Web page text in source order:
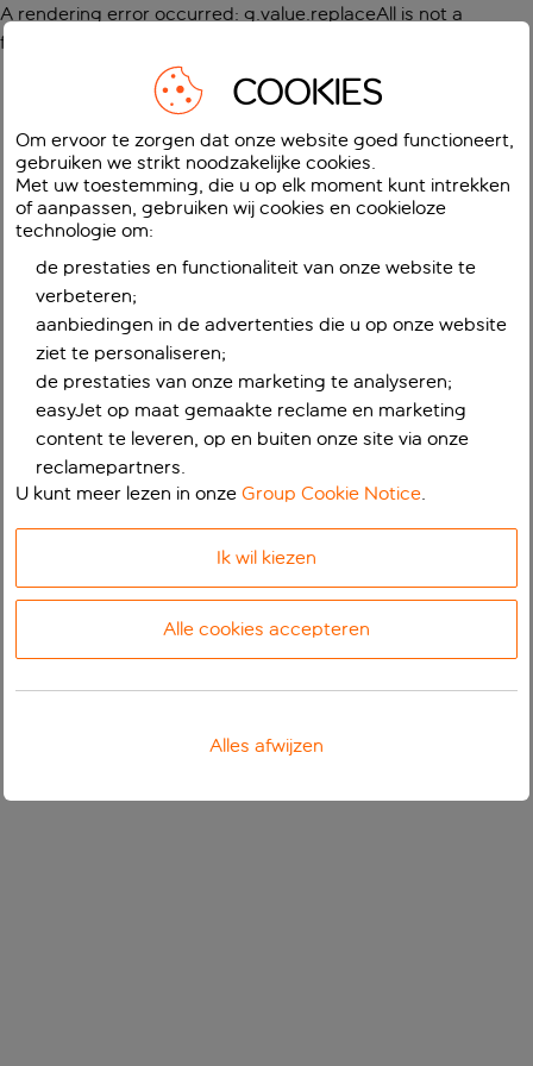
A rendering error occurred: g.value.replaceAll is not a
function
COOKIES
Om ervoor te zorgen dat onze website goed functioneert,
gebruiken we strikt noodzakelijke cookies.
Met uw toestemming, die u op elk moment kunt intrekken
of aanpassen, gebruiken wij cookies en cookieloze
technologie om:
de prestaties en functionaliteit van onze website te
verbeteren;
aanbiedingen in de advertenties die u op onze website
ziet te personaliseren;
de prestaties van onze marketing te analyseren;
easyJet op maat gemaakte reclame en marketing
content te leveren, op en buiten onze site via onze
reclamepartners.
U kunt meer lezen in onzeGroup Cookie Notice.
Ik wil kiezen
Alle cookies accepteren
Alles afwijzen